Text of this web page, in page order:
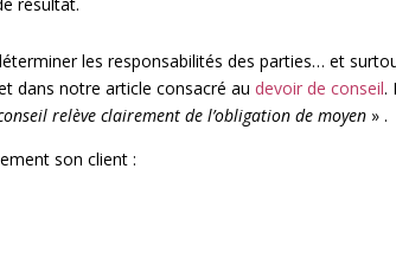
résultat.
les responsabilités des parties… et
dans notre article consacré au devoir de conseil.
relève clairement de l’obligation de moyen » .
son client :